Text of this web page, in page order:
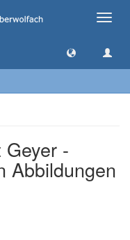
Toggle
-
Abbildungen